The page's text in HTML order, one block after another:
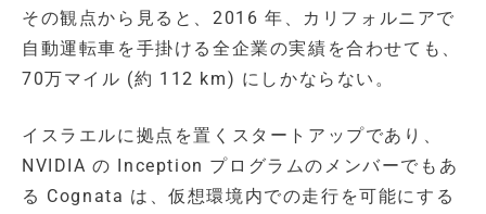
その観点から見ると、2016 年、カリフォルニアで
自動運転車を手掛ける全企業の実績を合わせても、
70万マイル (約 112 km) にしかならない。
イスラエルに拠点を置くスタートアップであり、
NVIDIA の Inception プログラムのメンバーでもあ
る Cognata は、仮想環境内での走行を可能にする